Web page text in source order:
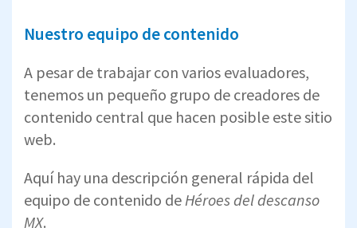
Nuestro equipo de contenido
A pesar de trabajar con varios evaluadores,
tenemos un pequeño grupo de creadores de
contenido central que hacen posible este sitio
web.
Aquí hay una descripción general rápida del
equipo de contenido de Héroes del descanso
MX.